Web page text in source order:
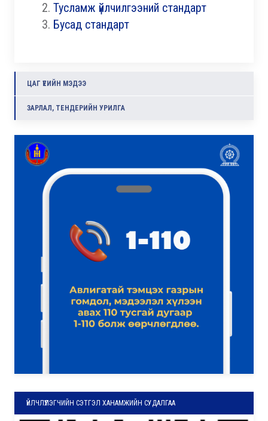
Тусламж үйлчилгээний стандарт
Бусад стандарт
ЦАГ ҮЕИЙН МЭДЭЭ
ЗАРЛАЛ, ТЕНДЕРИЙН УРИЛГА
ҮЙЛЧЛҮҮЛЭГЧИЙН СЭТГЭЛ ХАНАМЖИЙН СУДАЛГАА